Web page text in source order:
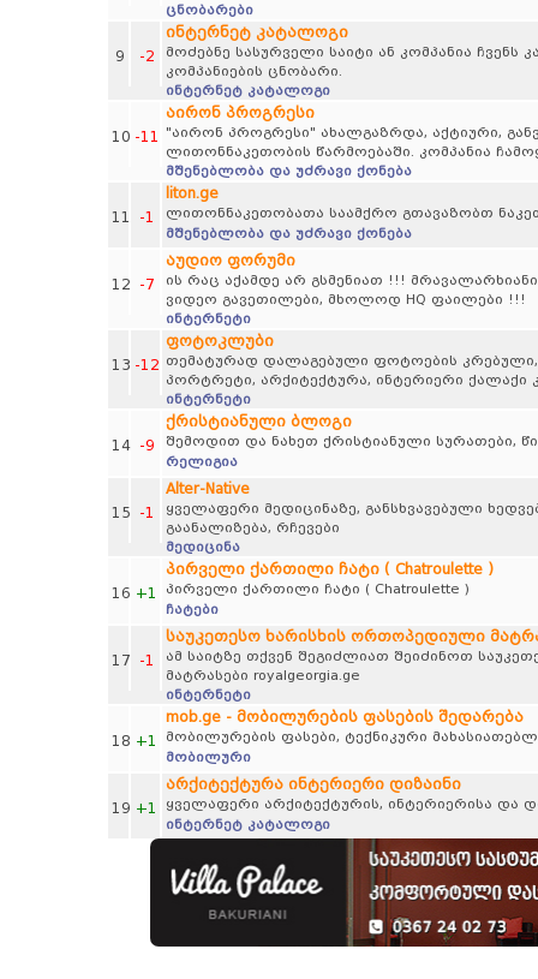
ცნობარები
9 -2
ინტერნეტ კატალოგი
მოძებნე სასურველი საიტი ან კომპანია
კომპანიების ცნობარი.
ინტერნეტ კატალოგი
10 -11
აირონ პროგრესი
"აირონ პროგრესი" ახალგაზრდა, აქტიური,
ლითონნაკეთობის წარმოებაში. კომპანია
მშენებლობა და უძრავი ქონება
11 -1
liton.ge
ლითონნაკეთობათა საამქრო გთავაზობთ
მშენებლობა და უძრავი ქონება
12 -7
აუდიო ფორუმი
ის რაც აქამდე არ გსმენიათ !!! მრავალარხიანი
ვიდეო გავეთილები, მხოლოდ HQ ფაილები !!!
ინტერნეტი
13 -12
ფოტოკლუბი
თემატურად დალაგებული ფოტოების კრებული,
პორტრეტი, არქიტექტურა, ინტერიერი ქალაქი
ინტერნეტი
14 -9
ქრისტიანული ბლოგი
შემოდით და ნახეთ ქრისტიანული სურათები,
რელიგია
15 -1
Alter-Native
ყველაფერი მედიცინაზე, განსხვავებული
გაანალიზება, რჩევები
მედიცინა
16 +1
პირველი ქართილი ჩატი ( Chatroulette )
პირველი ქართილი ჩატი ( Chatroulette )
ჩატები
17 -1
საუკეთესო ხარისხის ორთოპედიული
ამ საიტზე თქვენ შეგიძლიათ შეიძინოთ
მატრასები royalgeorgia.ge
ინტერნეტი
18 +1
mob.ge - მობილურების ფასების შედარება
მობილურების ფასები, ტექნიკური
მობილური
19 +1
არქიტექტურა ინტერიერი დიზაინი
ყველაფერი არქიტექტურის, ინტერიერისა და
ინტერნეტ კატალოგი